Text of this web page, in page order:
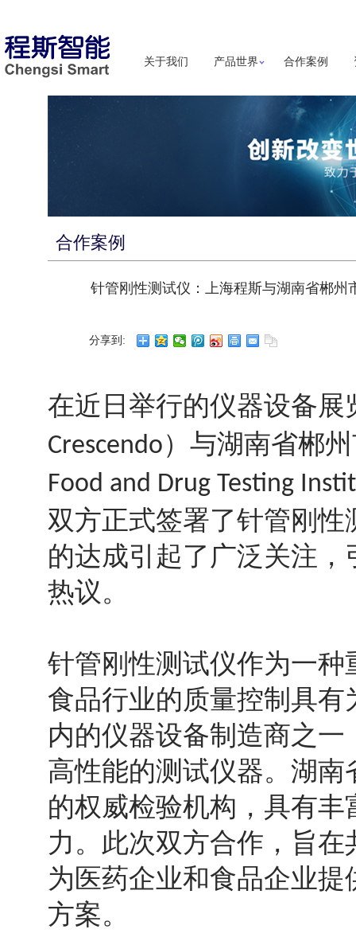
关于我们 产品世界 合作案例
合作案例
针管刚性测试仪：上海程斯与湖南省郴
分享到:
在近日举行的仪器设备
Crescendo）与湖南省郴
Food and Drug Testing
双方正式签署了针管刚
的达成引起了广泛关注
热议。
针管刚性测试仪作为一
食品行业的质量控制具
内的仪器设备制造商之
高性能的测试仪器。湖
的权威检验机构，具有
力。此次双方合作，旨
为医药企业和食品企业
方案。